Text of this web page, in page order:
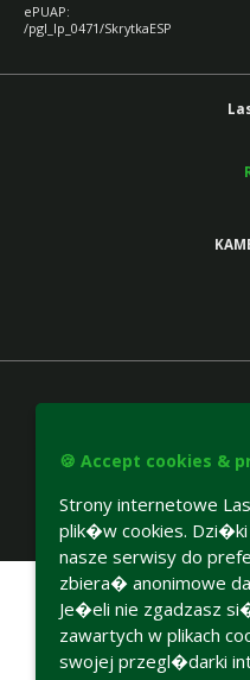
ePUAP:
/pgl_lp_0471/SkrytkaESP
🍪 Accept cookies &
Strony internetowe
plik�w cookies.
nasze serwisy do
zbiera� anonimowe
Je�eli nie zgadzasz
zawartych w plikach
swojej przegl�darki